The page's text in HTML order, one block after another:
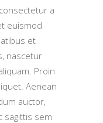
a
euismod
et
nascetur
Proin
Aenean
auctor,
sagittis sem